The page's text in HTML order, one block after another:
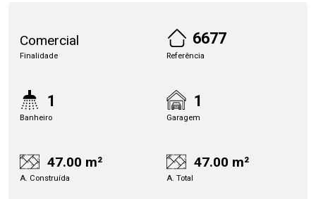
Comercial
Finalidade
6677
Referência
1
Banheiro
1
Garagem
47.00 m²
A. Construída
47.00 m²
A. Total